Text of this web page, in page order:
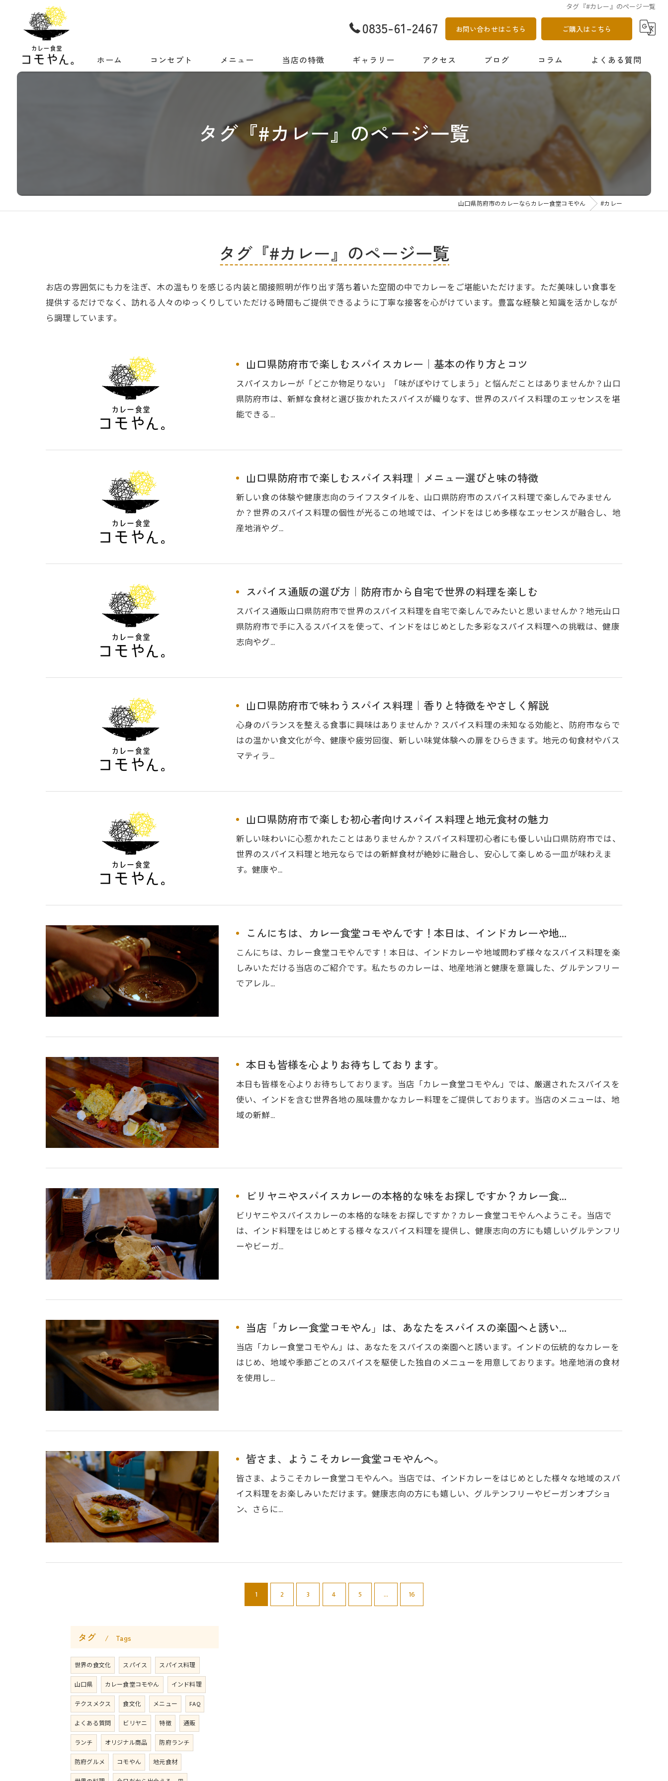
タグ『#カレー』のページ一覧
0835-61-2467 お問い合わせはこちら ご購入はこちら
ホーム コンセプト メニュー 当店の特徴
世界の味をご自宅でも
今日だから出会える一皿
地元食材と世界の料理
スパイス
店内・ギャラリー
ギャラリー アクセス ブログ コラム よくある質問
タグ『#カレー』のページ一覧
山口県防府市のカレーならカレー食堂コモやん #カレー
タグ『#カレー』のページ一覧
お店の雰囲気にも力を注ぎ、木の温もりを感じる内装と間接照明が作り出す落ち着いた空間の中でカレーをご堪能いただけます。ただ美味しい食事を
提供するだけでなく、訪れる人々のゆっくりしていただける時間もご提供できるように丁寧な接客を心がけています。豊富な経験と知識を活かしなが
ら調理しています。
山口県防府市で楽しむスパイスカレー｜基本の作り方とコツ
スパイスカレーが「どこか物足りない」「味がぼやけてしまう」と悩んだことはありませんか？山口
県防府市は、新鮮な食材と選び抜かれたスパイスが織りなす、世界のスパイス料理のエッセンスを堪
能できる…
山口県防府市で楽しむスパイス料理｜メニュー選びと味の特徴
新しい食の体験や健康志向のライフスタイルを、山口県防府市のスパイス料理で楽しんでみません
か？世界のスパイス料理の個性が光るこの地域では、インドをはじめ多様なエッセンスが融合し、地
産地消やグ…
スパイス通販の選び方｜防府市から自宅で世界の料理を楽しむ
スパイス通販山口県防府市で世界のスパイス料理を自宅で楽しんでみたいと思いませんか？地元山口
県防府市で手に入るスパイスを使って、インドをはじめとした多彩なスパイス料理への挑戦は、健康
志向やグ…
山口県防府市で味わうスパイス料理｜香りと特徴をやさしく解説
心身のバランスを整える食事に興味はありませんか？スパイス料理の未知なる効能と、防府市ならで
はの温かい食文化が今、健康や疲労回復、新しい味覚体験への扉をひらきます。地元の旬食材やバス
マティラ…
山口県防府市で楽しむ初心者向けスパイス料理と地元食材の魅力
新しい味わいに心惹かれたことはありませんか？スパイス料理初心者にも優しい山口県防府市では、
世界のスパイス料理と地元ならではの新鮮食材が絶妙に融合し、安心して楽しめる一皿が味わえま
す。健康や…
こんにちは、カレー食堂コモやんです！本日は、インドカレーや地...
こんにちは、カレー食堂コモやんです！本日は、インドカレーや地域問わず様々なスパイス料理を楽
しみいただける当店のご紹介です。私たちのカレーは、地産地消と健康を意識した、グルテンフリー
でアレル…
本日も皆様を心よりお待ちしております。
本日も皆様を心よりお待ちしております。当店「カレー食堂コモやん」では、厳選されたスパイスを
使い、インドを含む世界各地の風味豊かなカレー料理をご提供しております。当店のメニューは、地
域の新鮮…
ビリヤニやスパイスカレーの本格的な味をお探しですか？カレー食...
ビリヤニやスパイスカレーの本格的な味をお探しですか？カレー食堂コモやんへようこそ。当店で
は、インド料理をはじめとする様々なスパイス料理を提供し、健康志向の方にも嬉しいグルテンフリ
ーやビーガ…
当店「カレー食堂コモやん」は、あなたをスパイスの楽園へと誘い...
当店「カレー食堂コモやん」は、あなたをスパイスの楽園へと誘います。インドの伝統的なカレーを
はじめ、地域や季節ごとのスパイスを駆使した独自のメニューを用意しております。地産地消の食材
を使用し…
皆さま、ようこそカレー食堂コモやんへ。
皆さま、ようこそカレー食堂コモやんへ。当店では、インドカレーをはじめとした様々な地域のスパ
イス料理をお楽しみいただけます。健康志向の方にも嬉しい、グルテンフリーやビーガンオプショ
ン、さらに…
1 2 3 4 5 ... 16
タグ Tags
世界の食文化 スパイス
スパイス料理
山口県
カレー食堂コモやん
インド料理
テクスメクス
食文化 メニュー
FAQ
よくある質問
ビリヤニ 特徴
通販
ランチ
オリジナル商品
防府ランチ
防府グルメ
コモやん
地元食材